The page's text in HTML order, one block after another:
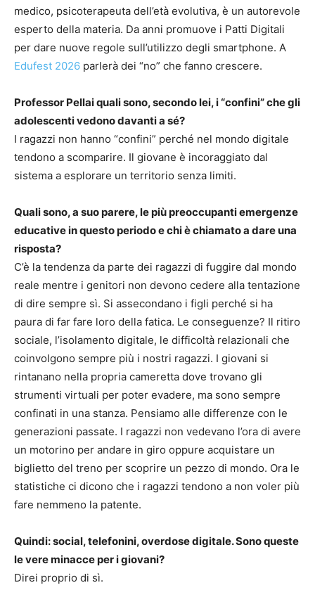
medico, psicoterapeuta dell’età evolutiva, è un autorevole
esperto della materia. Da anni promuove i Patti Digitali
per dare nuove regole sull’utilizzo degli smartphone. A
Edufest 2026 parlerà dei “no” che fanno crescere.
Professor Pellai quali sono, secondo lei, i “confini” che gli
adolescenti vedono davanti a sé?
I ragazzi non hanno “confini” perché nel mondo digitale
tendono a scomparire. Il giovane è incoraggiato dal
sistema a esplorare un territorio senza limiti.
Quali sono, a suo parere, le più preoccupanti emergenze
educative in questo periodo e chi è chiamato a dare una
risposta?
C’è la tendenza da parte dei ragazzi di fuggire dal mondo
reale mentre i genitori non devono cedere alla tentazione
di dire sempre sì. Si assecondano i figli perché si ha
paura di far fare loro della fatica. Le conseguenze? Il ritiro
sociale, l’isolamento digitale, le difficoltà relazionali che
coinvolgono sempre più i nostri ragazzi. I giovani si
rintanano nella propria cameretta dove trovano gli
strumenti virtuali per poter evadere, ma sono sempre
confinati in una stanza. Pensiamo alle differenze con le
generazioni passate. I ragazzi non vedevano l’ora di avere
un motorino per andare in giro oppure acquistare un
biglietto del treno per scoprire un pezzo di mondo. Ora le
statistiche ci dicono che i ragazzi tendono a non voler più
fare nemmeno la patente.
Quindi: social, telefonini, overdose digitale. Sono queste
le vere minacce per i giovani?
Direi proprio di sì.